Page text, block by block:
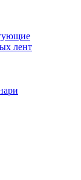
лент